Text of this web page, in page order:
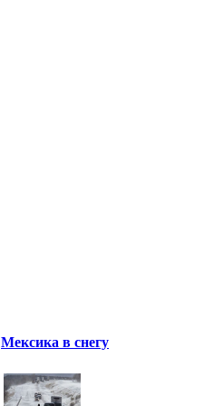
Мексика в снегу